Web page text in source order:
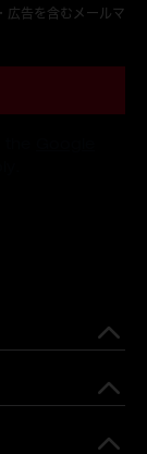
広告を含むメールマ